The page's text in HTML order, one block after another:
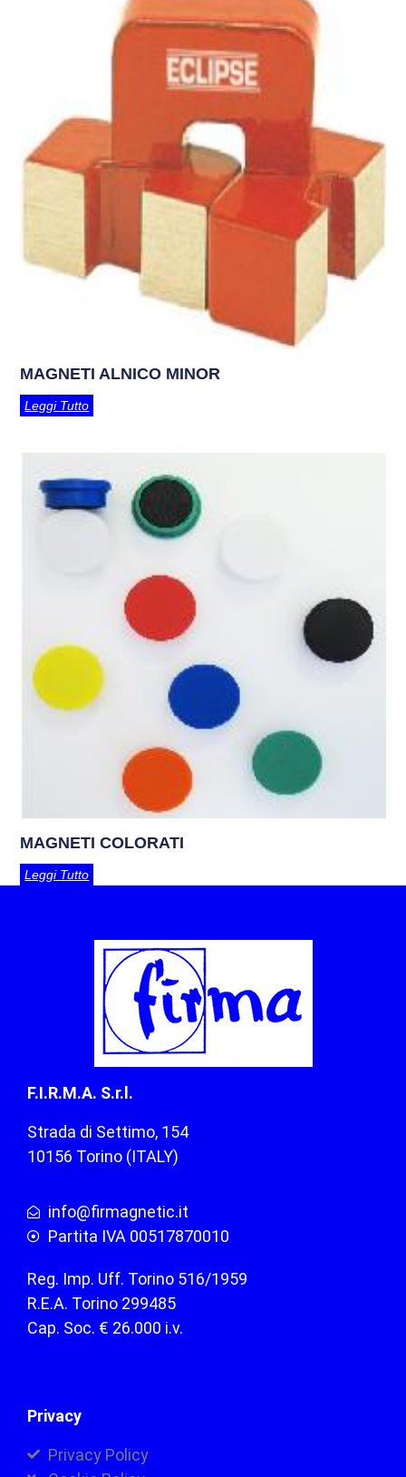
MAGNETI ALNICO MINOR
Leggi Tutto
MAGNETI COLORATI
Leggi Tutto
F.I.R.M.A. S.r.l.
Strada di Settimo, 154
10156 Torino (ITALY)
info@firmagnetic.it
Partita IVA 00517870010
Reg. Imp. Uff. Torino 516/1959
R.E.A. Torino 299485
Cap. Soc. € 26.000 i.v.
Privacy
Privacy Policy